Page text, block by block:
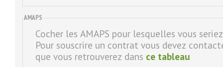
AMAPS
Cocher les AMAPS pour lesquelles vous
Pour souscrire un contrat vous devez
que vous retrouverez dans ce tableau